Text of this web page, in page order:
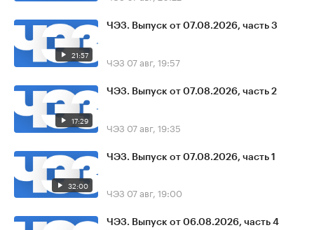
21:57
ЧЭЗ. Выпуск от 07.08.2026, часть 3
ЧЭЗ 07 авг, 19:57
17:29
ЧЭЗ. Выпуск от 07.08.2026, часть 2
ЧЭЗ 07 авг, 19:35
32:00
ЧЭЗ. Выпуск от 07.08.2026, часть 1
ЧЭЗ 07 авг, 19:00
ЧЭЗ. Выпуск от 06.08.2026, часть 4